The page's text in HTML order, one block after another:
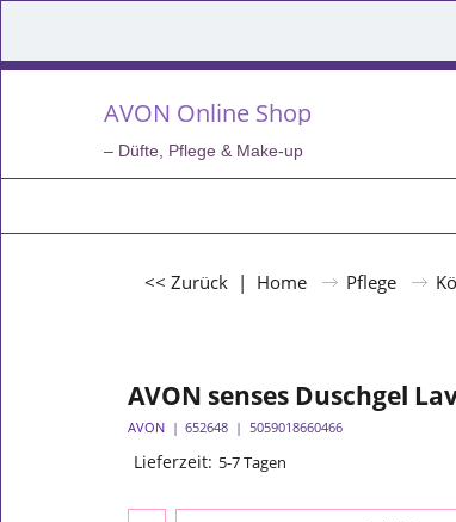
AVON Online Shop
– Düfte, Pflege & Make-up
<< Zurück | Home Pflege
AVON senses Duschgel
AVON 652648 5059018660466
Lieferzeit: 5-7 Tagen